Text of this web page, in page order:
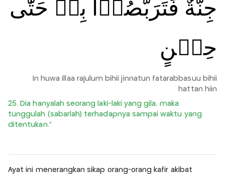
جِنَّةٌ فَتَرَبَّصُوۡا بِهٖ حَتّٰى
حِيۡنٍ
In huwa illaa rajulum bihii jinnatun fatarabbasuu bihii
hattan hiin
25. Dia hanyalah seorang laki-laki yang gila, maka
tunggulah (sabarlah) terhadapnya sampai waktu yang
ditentukan.”
Ayat ini menerangkan sikap orang-orang kafir akibat